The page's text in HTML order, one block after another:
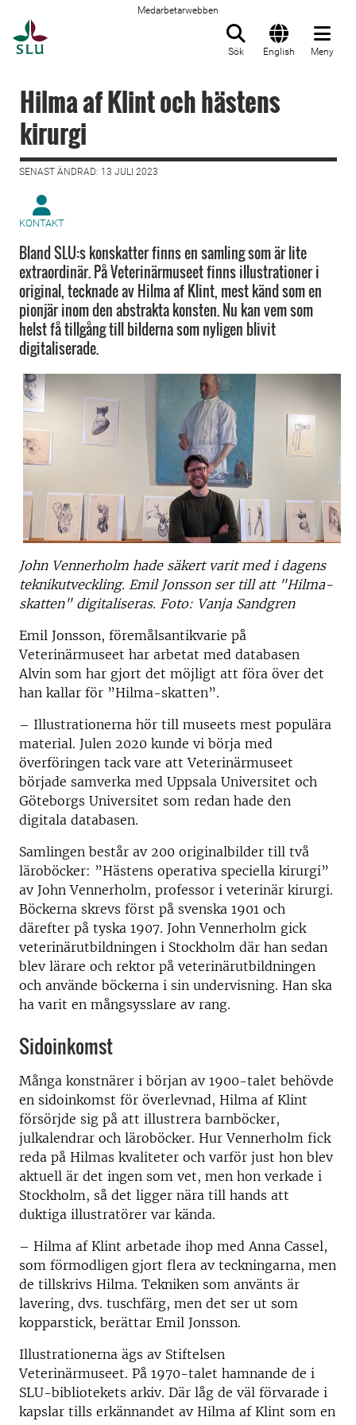
Medarbetarwebben
Sök English Meny
Hilma af Klint och hästens
kirurgi
SENAST ÄNDRAD: 13 JULI 2023
KONTAKT
Bland SLU:s konskatter finns en samling som är lite
extraordinär. På Veterinärmuseet finns illustrationer i
original, tecknade av Hilma af Klint, mest känd som en
pionjär inom den abstrakta konsten. Nu kan vem som
helst få tillgång till bilderna som nyligen blivit
digitaliserade.
John Vennerholm hade säkert varit med i dagens
teknikutveckling. Emil Jonsson ser till att "Hilma-
skatten" digitaliseras. Foto: Vanja Sandgren
Emil Jonsson, föremålsantikvarie på
Veterinärmuseet har arbetat med databasen
Alvin som har gjort det möjligt att föra över det
han kallar för ”Hilma-skatten”.
– Illustrationerna hör till museets mest populära
material. Julen 2020 kunde vi börja med
överföringen tack vare att Veterinärmuseet
började samverka med Uppsala Universitet och
Göteborgs Universitet som redan hade den
digitala databasen.
Samlingen består av 200 originalbilder till två
läroböcker: ”Hästens operativa speciella kirurgi”
av John Vennerholm, professor i veterinär kirurgi.
Böckerna skrevs först på svenska 1901 och
därefter på tyska 1907. John Vennerholm gick
veterinärutbildningen i Stockholm där han sedan
blev lärare och rektor på veterinärutbildningen
och använde böckerna i sin undervisning. Han ska
ha varit en mångsysslare av rang.
Sidoinkomst
Många konstnärer i början av 1900-talet behövde
en sidoinkomst för överlevnad, Hilma af Klint
försörjde sig på att illustrera barnböcker,
julkalendrar och läroböcker. Hur Vennerholm fick
reda på Hilmas kvaliteter och varför just hon blev
aktuell är det ingen som vet, men hon verkade i
Stockholm, så det ligger nära till hands att
duktiga illustratörer var kända.
– Hilma af Klint arbetade ihop med Anna Cassel,
som förmodligen gjort flera av teckningarna, men
de tillskrivs Hilma. Tekniken som använts är
lavering, dvs. tuschfärg, men det ser ut som
kopparstick, berättar Emil Jonsson.
Illustrationerna ägs av Stiftelsen
Veterinärmuseet. På 1970-talet hamnande de i
SLU-bibliotekets arkiv. Där låg de väl förvarade i
kapslar tills erkännandet av Hilma af Klint som en